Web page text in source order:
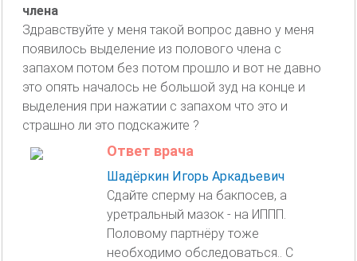
члена
Здравствуйте у меня такой вопрос давно у меня
появилось выделение из полового члена с
запахом потом без потом прошло и вот не давно
это опять началось не большой зуд на конце и
выделения при нажатии с запахом что это и
страшно ли это подскажите ?
Ответ врача
Шадёркин Игорь Аркадьевич
Сдайте сперму на бакпосев, а
уретральный мазок - на ИППП.
Половому партнёру тоже
необходимо обследоваться.. С